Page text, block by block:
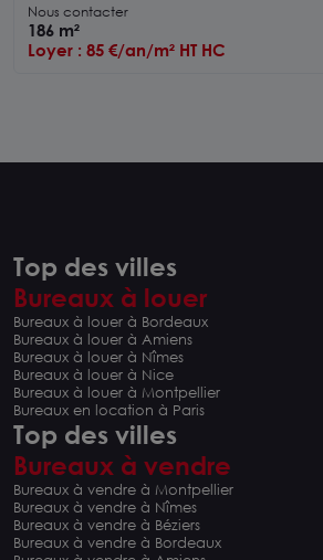
d'un parc collectif neuf à Savigneux
Nous contacter
186 m²
Loyer : 85 €/an/m² HT HC
Top des villes
Bureaux à louer
Bureaux à louer à Bordeaux
Bureaux à louer à Amiens
Bureaux à louer à Nîmes
Bureaux à louer à Nice
Bureaux à louer à Montpellier
Bureaux en location à Paris
Top des villes
Bureaux à vendre
Bureaux à vendre à Montpellier
Bureaux à vendre à Nîmes
Bureaux à vendre à Béziers
Bureaux à vendre à Bordeaux